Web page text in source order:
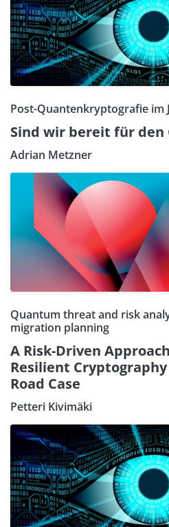
Post-Quantenkryptografie im
Sind wir bereit für den
Adrian Metzner
Quantum threat and risk
migration planning
A Risk-Driven
Resilient
Road Case
Petteri Kivimäki